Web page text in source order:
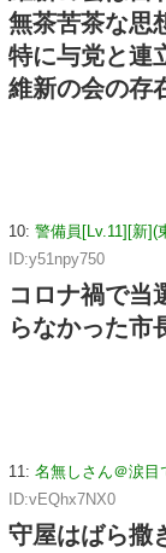
無茶苦茶な思
特に与党と連
維新の会の存
10: 警備員[Lv.11][新](
ID:y51npy750
コロナ禍で当
らなかった市
11: 名無しさん＠涙目
ID:vEQhx7NX0
守屋はばら撒